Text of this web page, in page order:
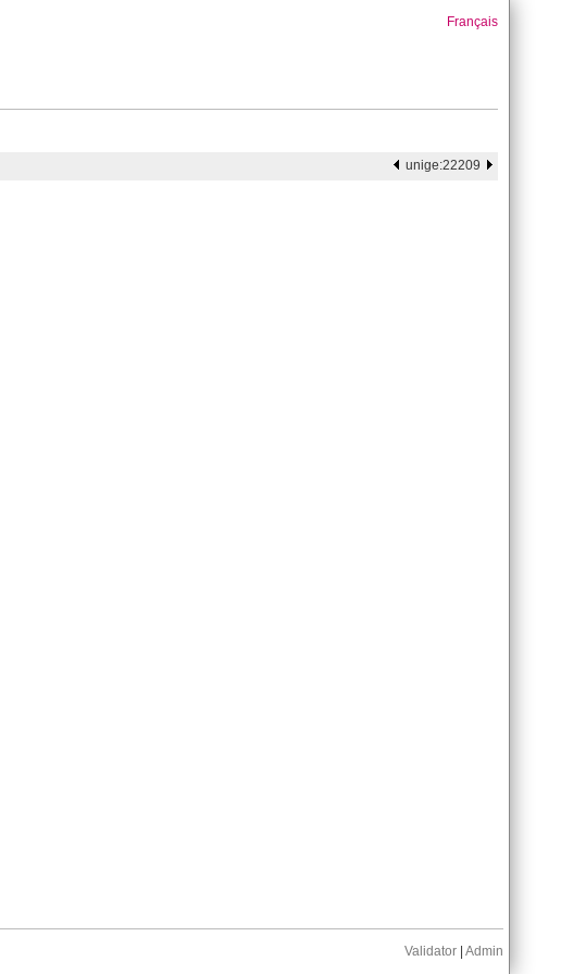
Français
unige:22209
Validator Admin